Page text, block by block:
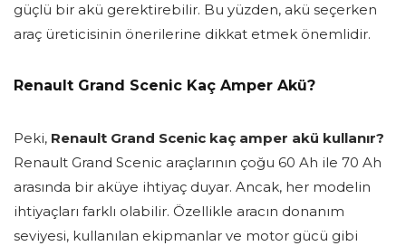
güçlü bir akü gerektirebilir. Bu yüzden, akü seçerken
araç üreticisinin önerilerine dikkat etmek önemlidir.
Renault Grand Scenic Kaç Amper Akü?
Peki, Renault Grand Scenic kaç amper akü kullanır?
Renault Grand Scenic araçlarının çoğu 60 Ah ile 70 Ah
arasında bir aküye ihtiyaç duyar. Ancak, her modelin
ihtiyaçları farklı olabilir. Özellikle aracın donanım
seviyesi, kullanılan ekipmanlar ve motor gücü gibi